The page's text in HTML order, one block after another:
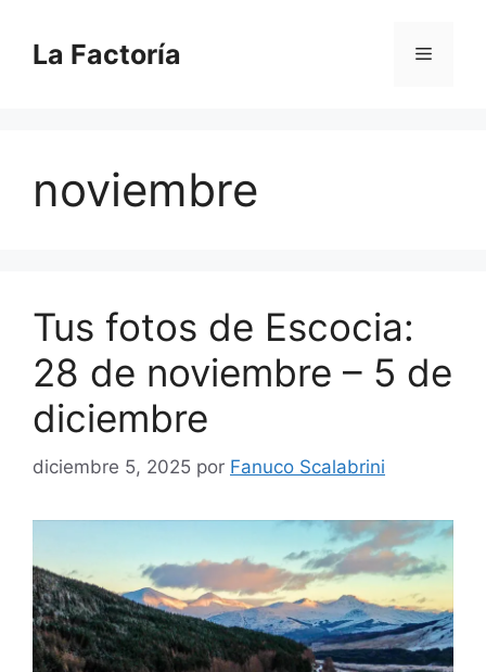
contenido
La Factoría Menú
noviembre
Tus fotos de Escocia:
28 de noviembre – 5 de
diciembre
diciembre 5, 2025 por Fanuco Scalabrini